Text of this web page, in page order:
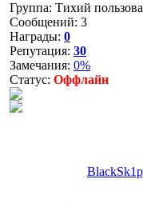
Группа: Тихий
Сообщений: 3
Награды: 0
Репутация: 30
Замечания: 0%
Статус: Оффлайн
BlackSk1p